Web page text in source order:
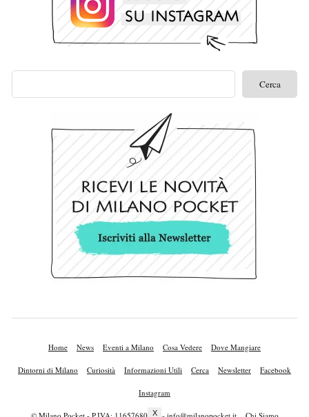
Home News Eventi a Milano Cosa Vedere Dove Mangiare
Dintorni di Milano Curiosità Informazioni Utili Cerca Newsletter Facebook
Instagram
X